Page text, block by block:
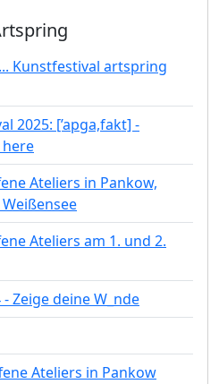
Kunstfestival artspring
2025: [’apga,fakt] -
Ateliers in Pankow,
Ateliers am 1. und 2.
Zeige deine W_nde
Ateliers in Pankow